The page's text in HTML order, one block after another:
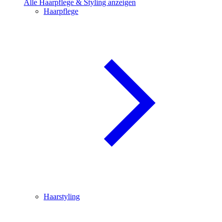
Alle Haarpflege & Styling anzeigen
Haarpflege
Haarstyling